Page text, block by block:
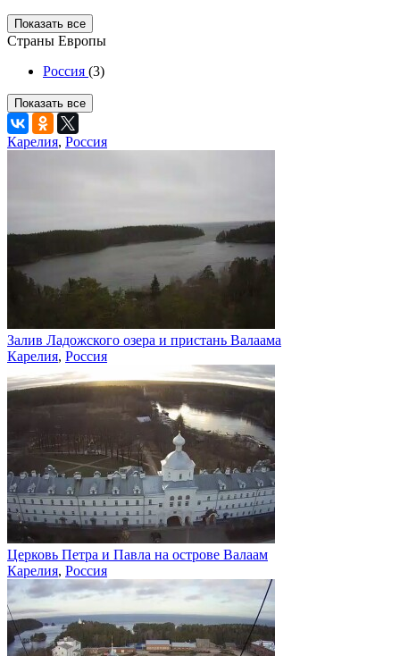
Показать все
Страны Европы
Россия (3)
Показать все
Карелия, Россия
Залив Ладожского озера и пристань Валаама
Карелия, Россия
Церковь Петра и Павла на острове Валаам
Карелия, Россия